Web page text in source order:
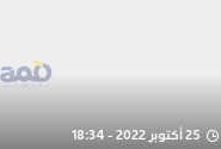
25 أكتوبر 2022 - 18:34